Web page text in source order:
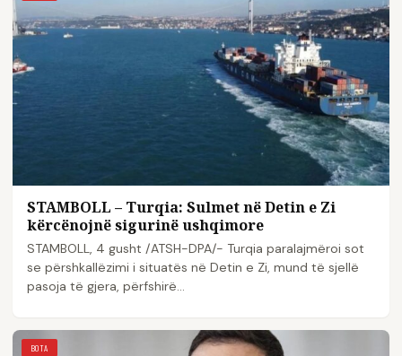
STAMBOLL – Turqia: Sulmet në Detin e Zi
kërcënojnë sigurinë ushqimore
STAMBOLL, 4 gusht /ATSH-DPA/- Turqia paralajmëroi sot
se përshkallëzimi i situatës në Detin e Zi, mund të sjellë
pasoja të gjera, përfshirë…
BOTA